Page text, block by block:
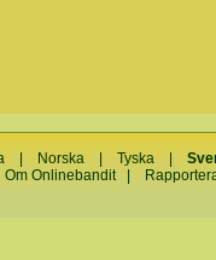
Norska |Tyska |
Om Onlinebandit|